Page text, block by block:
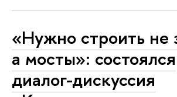
«Нужно строить не
а мосты»: состоялся
диалог-дискуссия